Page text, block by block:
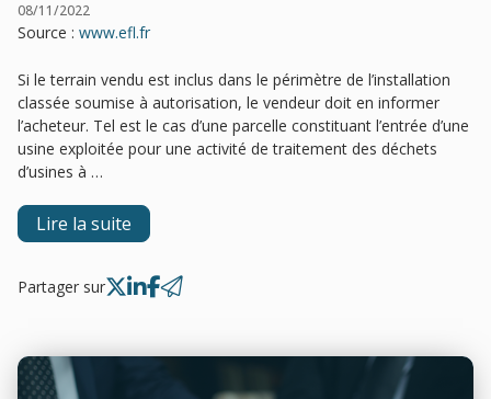
08/11/2022
Source : www.efl.fr
Si le terrain vendu est inclus dans le périmètre de l’installation
classée soumise à autorisation, le vendeur doit en informer
l’acheteur. Tel est le cas d’une parcelle constituant l’entrée d’une
usine exploitée pour une activité de traitement des déchets
d’usines à …
Lire la suite
Partager sur